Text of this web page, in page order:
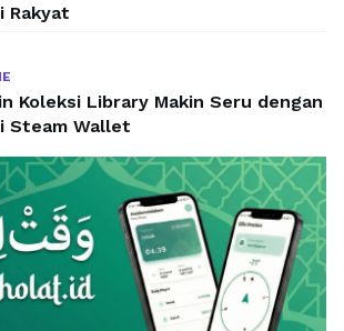
Rakyat
Koleksi Library Makin Seru dengan
Steam Wallet